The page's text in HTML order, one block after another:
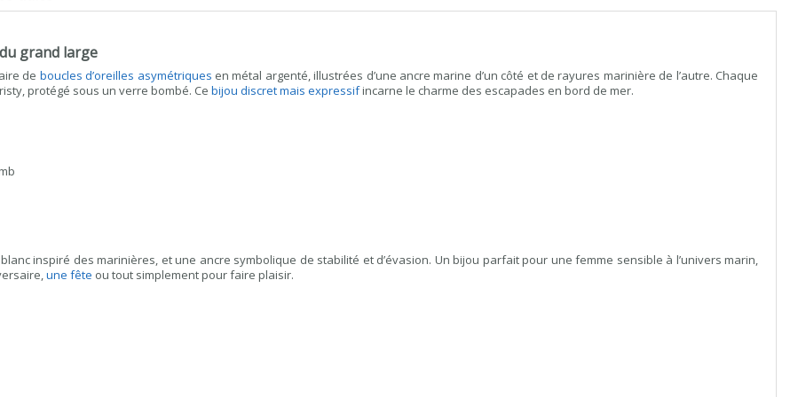
grand large
de boucles d’oreilles asymétriques en métal argenté, illustrées d’une ancre marine d’un côté et de rayures marinière de l’autre. Chaque
protégé sous un verre bombé. Ce bijou discret mais expressifincarne le charme des escapades en bord de mer.
inspiré des marinières, et une ancre symbolique de stabilité et d’évasion. Un bijou parfait pour une femme sensible à l’univers marin,
une fête ou tout simplement pour faire plaisir.